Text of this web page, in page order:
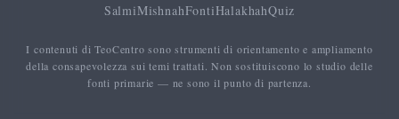
SalmiMishnahFontiHalakhahQuiz
I contenuti di TeoCentro sono strumenti di orientamento e ampliamento
della consapevolezza sui temi trattati. Non sostituiscono lo studio delle
fonti primarie — ne sono il punto di partenza.